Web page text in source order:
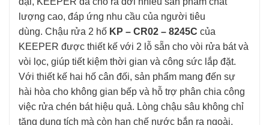
lượng cao, đáp ứng nhu cầu của người tiêu
dùng. Chậu rửa 2 hố KP – CR02 – 8245C của
KEEPER được thiết kế với 2 lỗ sẵn cho vòi rửa bát và
vòi lọc, giúp tiết kiệm thời gian và công sức lắp đặt.
Với thiết kế hai hố cân đối, sản phẩm mang đến sự
hài hòa cho không gian bếp và hỗ trợ phân chia công
việc rửa chén bát hiệu quả. Lòng chậu sâu không chỉ
tăng dung tích mà còn hạn chế nước bắn ra ngoài,